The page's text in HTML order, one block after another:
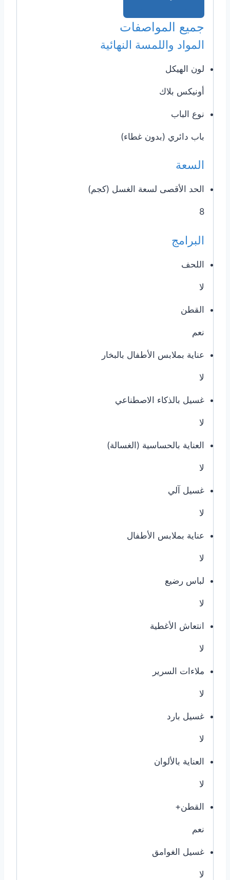
جميع المواصفات
المواد واللمسة النهائية
لون الهيكل
أونيكس بلاك
نوع الباب
باب دائري (بدون غطاء)
السعة
الحد الأقصى لسعة الغسل (كجم)
8
البرامج
اللحف
لا
القطن
نعم
عناية بملابس الأطفال بالبخار
لا
غسيل بالذكاء الاصطناعي
لا
العناية بالحساسية (الغسالة)
لا
غسيل آلي
لا
عناية بملابس الأطفال
لا
لباس رضيع
لا
انتعاش الأغطية
لا
ملاءات السرير
لا
غسيل بارد
لا
العناية بالألوان
لا
القطن+
نعم
غسيل الغوامق
لا